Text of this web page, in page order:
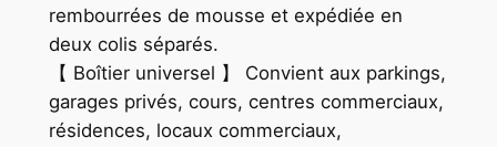
rembourrées de mousse et expédiée en
deux colis séparés.
【 Boîtier universel 】 Convient aux parkings,
garages privés, cours, centres commerciaux,
résidences, locaux commerciaux,